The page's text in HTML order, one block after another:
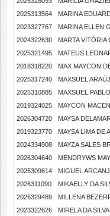
2025313564
MARINA
2023327767
MARINA ELLEN
2024322630
MARTA VITÓRIA
2025321495
MATEUS
2018318220
MAX MAYCON
2025317240
MAXSUEL
2025310885
MAXSUEL
2019324025
MAYCON
2026304720
MAYSA
2019323770
MAYSA LIMA DE
2024334908
MAYZA SALES
2026304640
MENDRYWS
2025309614
MIGUEL
2026311090
MIKAELLY DA
2026329489
MILLENA
2023322626
MIRELA DA